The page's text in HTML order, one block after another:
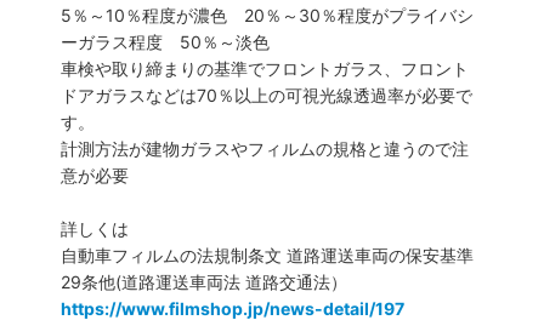
5％～10％程度が濃色 20％～30％程度がプライバシ
ーガラス程度 50％～淡色
車検や取り締まりの基準でフロントガラス、フロント
ドアガラスなどは70％以上の可視光線透過率が必要で
す。
計測方法が建物ガラスやフィルムの規格と違うので注
意が必要
詳しくは
自動車フィルムの法規制条文 道路運送車両の保安基準
29条他(道路運送車両法 道路交通法）
https://www.filmshop.jp/news-detail/197